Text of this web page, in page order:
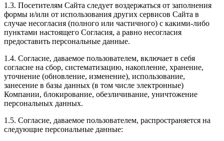
1.3. Посетителям Сайта следует воздержаться от заполнения
формы и/или от использования других сервисов Сайта в
случае несогласия (полного или частичного) с какими-либо
пунктами настоящего Согласия, а равно несогласия
предоставить персональные данные.
1.4. Согласие, даваемое пользователем, включает в себя
согласие на сбор, систематизацию, накопление, хранение,
уточнение (обновление, изменение), использование,
занесение в базы данных (в том числе электронные)
Компании, блокирование, обезличивание, уничтожение
персональных данных.
1.5. Согласие, даваемое пользователем, распространяется на
следующие персональные данные: